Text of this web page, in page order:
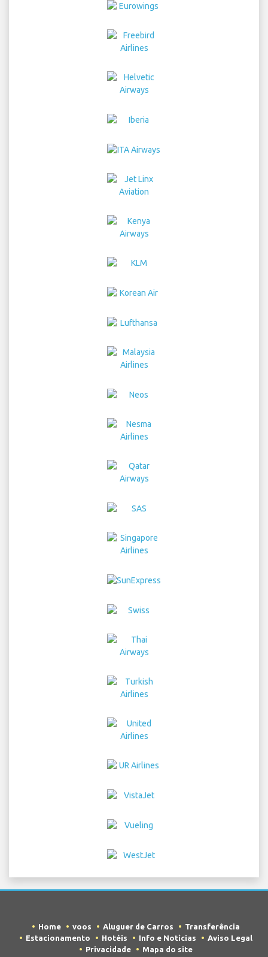
Home voos Aluguer de Carros
Transferência
Estacionamento
Hotéis Info e Notícias
Aviso Legal
Privacidade
Mapa do site